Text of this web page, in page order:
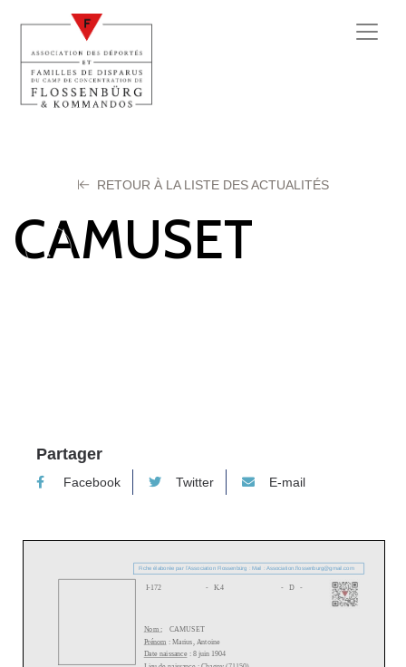
RETOUR À LA LISTE DES ACTUALITÉS
CAMUSET
Partager
Facebook Twitter E-mail